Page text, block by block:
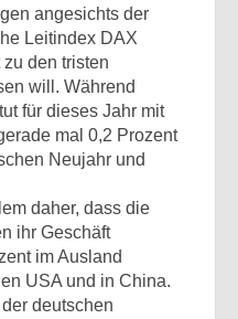
angesichts der
Leitindex DAX
den tristen
will. Während
für dieses Jahr mit
mal 0,2 Prozent
Neujahr und
daher, dass die
ihr Geschäft
im Ausland
USA und in China.
deutschen